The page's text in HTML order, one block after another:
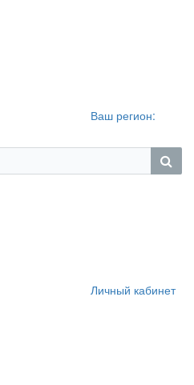
Ваш регион:
Личный кабинет